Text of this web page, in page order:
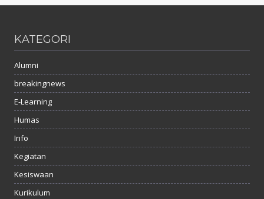
KATEGORI
Alumni
breakingnews
E-Learning
Humas
Info
Kegiatan
Kesiswaan
Kurikulum